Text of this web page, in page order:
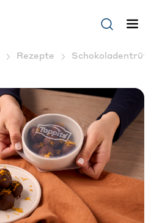
Rezepte Schokoladentrüffel